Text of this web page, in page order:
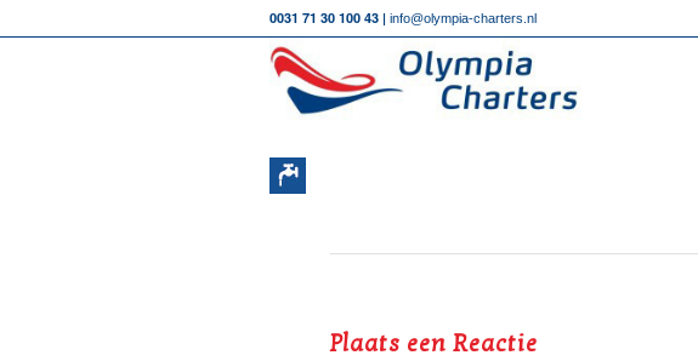
0031 71 30 100 43 | info@olympia-charters.nl
Plaats een Reactie